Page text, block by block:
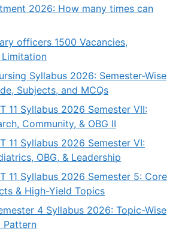
2026: How many times can
officers 1500 Vacancies,
Syllabus 2026: Semester-Wise
Subjects, and MCQs
11 Syllabus 2026 Semester VII:
Community, & OBG II
11 Syllabus 2026 Semester VI:
OBG, & Leadership
11 Syllabus 2026 Semester 5: Core
& High-Yield Topics
4 Syllabus 2026: Topic-Wise
Pattern